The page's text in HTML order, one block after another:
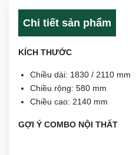
Chi tiết sản phẩm
KÍCH THƯỚC
Chiều dài: 1830 / 2110 mm
Chiều rộng: 580 mm
Chiều cao: 2140 mm
GỢI Ý COMBO NỘI THẤT